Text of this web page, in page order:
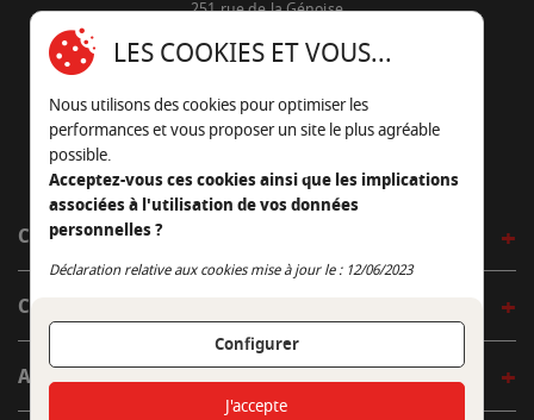
251 rue de la Génoise
05 45 22 98 09
Nous envoyer un e-mail
CÔTÉ OUTDOOR
CÔTÉ INDOOR
AUTOUR DE LA TABLE
LES COOKIES ET VOUS...
Nous utilisons des cookies pour optimiser les
performances et vous proposer un site le plus agréable
possible.
Acceptez-vous ces cookies ainsi que les implications
associées à l'utilisation de vos données
personnelles ?
Déclaration relative aux cookies mise à jour le : 12/06/2023
Configurer
Continuer sans accepter
J'accepte